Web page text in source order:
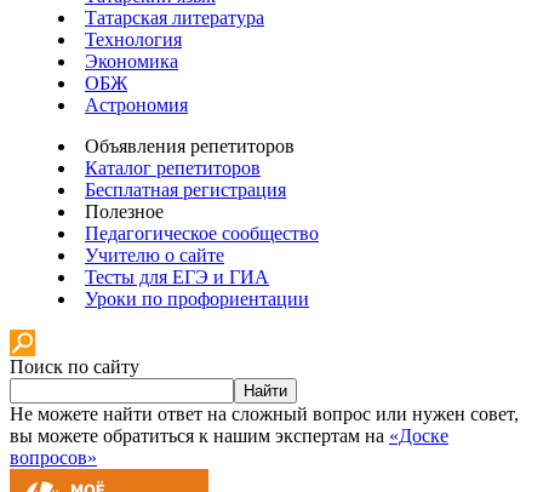
Татарская литература
Технология
Экономика
ОБЖ
Астрономия
Объявления репетиторов
Каталог репетиторов
Бесплатная регистрация
Полезное
Педагогическое сообщество
Учителю о сайте
Тесты для ЕГЭ и ГИА
Уроки по профориентации
Поиск по сайту
Найти
Не можете найти ответ на сложный вопрос или нужен совет,
вы можете обратиться к нашим экспертам на «Доске
вопросов»